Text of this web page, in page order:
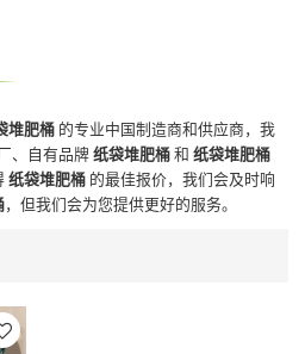
堆肥桶 的专业中国制造商和供应商，我
、自有品牌纸袋堆肥桶和纸袋堆肥桶
纸袋堆肥桶 的最佳报价，我们会及时响
，但我们会为您提供更好的服务。